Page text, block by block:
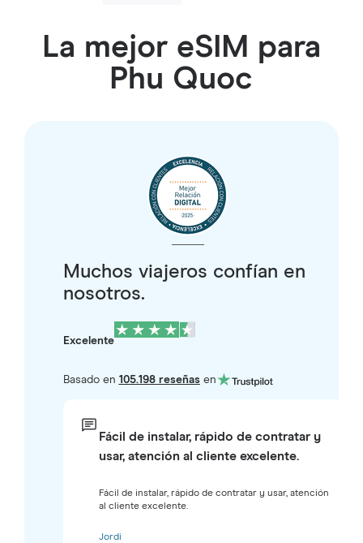
La mejor eSIM para
Phu Quoc
Muchos viajeros confían en
nosotros.
Excelente
Basado en 105.198 reseñasen
Fácil de instalar, rápido de contratar y
usar, atención al cliente excelente.
Fácil de instalar, rápido de contratar y usar, atención
al cliente excelente.
Jordi